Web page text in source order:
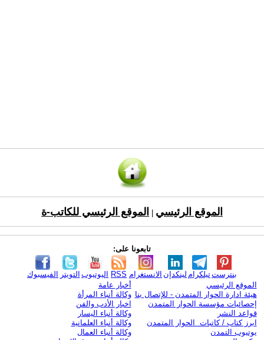
الموقع الرئيسي الموقع الرئيسي للكاتب-ة
تابعونا على:
الفيسبوك التويتر اليوتيوب RSS الانستغرام لينكدإن تيلكرامبنترست
الموقع الرئيسي
هيئة ادارة الحوار المتمدن - للإتصال بنا
إحصائيات مؤسسة الحوار المتمدن
قواعد النشر
ابرز كتاب / كاتبات الحوار المتمدن
يوتيوب التمدن
أخبار عامة
وكالة أنباء المرأة
اخبار الأدب والفن
وكالة أنباء اليسار
وكالة أنباء العلمانية
وكالة أنباء العمال